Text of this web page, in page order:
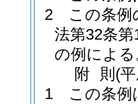
2
この条例
法第32条
の例による
附 則 (
1
この条例